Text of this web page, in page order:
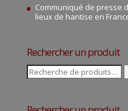
Communiqué de presse
lieux de hantise en
Rechercher un produit
Recherche
pour :